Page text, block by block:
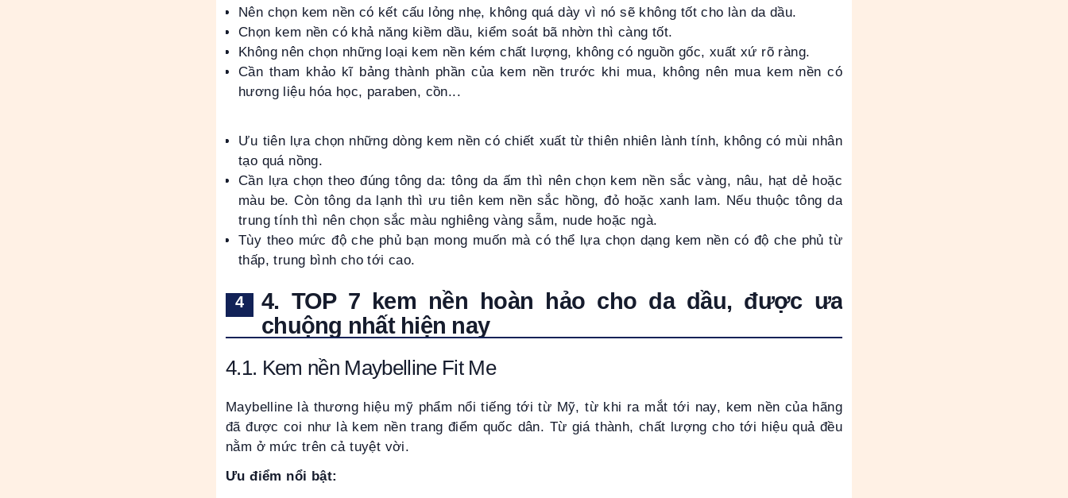
Nên chọn kem nền có kết cấu lỏng nhẹ, không quá dày vì nó sẽ không tốt cho làn da dầu.
Chọn kem nền có khả năng kiềm dầu, kiểm soát bã nhờn thì càng tốt.
Không nên chọn những loại kem nền kém chất lượng, không có nguồn gốc, xuất xứ rõ ràng.
Cần tham khảo kĩ bảng thành phần của kem nền trước khi mua, không nên mua kem nền có
hương liệu hóa học, paraben, cồn...
Ưu tiên lựa chọn những dòng kem nền có chiết xuất từ thiên nhiên lành tính, không có mùi nhân
tạo quá nồng.
Cần lựa chọn theo đúng tông da: tông da ấm thì nên chọn kem nền sắc vàng, nâu, hạt dẻ hoặc
màu be. Còn tông da lạnh thì ưu tiên kem nền sắc hồng, đỏ hoặc xanh lam. Nếu thuộc tông da
trung tính thì nên chọn sắc màu nghiêng vàng sẫm, nude hoặc ngà.
Tùy theo mức độ che phủ bạn mong muốn mà có thể lựa chọn dạng kem nền có độ che phủ từ
thấp, trung bình cho tới cao.
4. TOP 7 kem nền hoàn hảo cho da dầu, được ưa
chuộng nhất hiện nay
4.1. Kem nền Maybelline Fit Me
Maybelline là thương hiệu mỹ phẩm nổi tiếng tới từ Mỹ, từ khi ra mắt tới nay, kem nền của hãng
đã được coi như là kem nền trang điểm quốc dân. Từ giá thành, chất lượng cho tới hiệu quả đều
nằm ở mức trên cả tuyệt vời.
Ưu điểm nổi bật: